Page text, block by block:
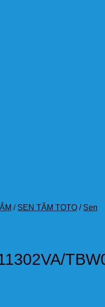
/ SEN TẮM TOTO / Sen